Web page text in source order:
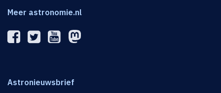
Meer astronomie.nl
Astronieuwsbrief